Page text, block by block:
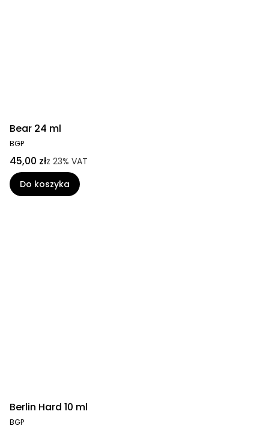
Bear 24 ml
BGP
45,00 złz 23% VAT
Do koszyka
Berlin Hard 10 ml
BGP